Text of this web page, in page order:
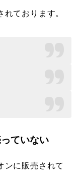
ております。
ていない
ンに販売されて